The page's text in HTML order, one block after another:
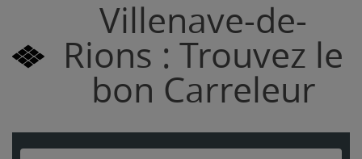
Villenave-de-
Rions : Trouvez le
bon Carreleur